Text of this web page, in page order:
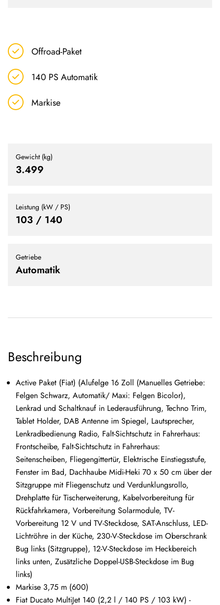
Offroad-Paket
140 PS Automatik
Markise
Gewicht (kg)
3.499
Leistung (kW / PS)
103 / 140
Getriebe
Automatik
Beschreibung
Active Paket (Fiat) (Alufelge 16 Zoll (Manuelles Getriebe:
Felgen Schwarz, Automatik/ Maxi: Felgen Bicolor),
Lenkrad und Schaltknauf in Lederausführung, Techno Trim,
Tablet Holder, DAB Antenne im Spiegel, Lautsprecher,
Lenkradbedienung Radio, Falt-Sichtschutz in Fahrerhaus:
Frontscheibe, Falt-Sichtschutz in Fahrerhaus:
Seitenscheiben, Fliegengittertür, Elektrische Einstiegsstufe,
Fenster im Bad, Dachhaube Midi-Heki 70 x 50 cm über der
Sitzgruppe mit Fliegenschutz und Verdunklungsrollo,
Drehplatte für Tischerweiterung, Kabelvorbereitung für
Rückfahrkamera, Vorbereitung Solarmodule, TV-
Vorbereitung 12 V und TV-Steckdose, SAT-Anschluss, LED-
Lichtröhre in der Küche, 230-V-Steckdose im Oberschrank
Bug links (Sitzgruppe), 12-V-Steckdose im Heckbereich
links unten, Zusätzliche Doppel-USB-Steckdose im Bug
links)
Markise 3,75 m (600)
Fiat Ducato MultiJet 140 (2,2 l / 140 PS / 103 kW) -